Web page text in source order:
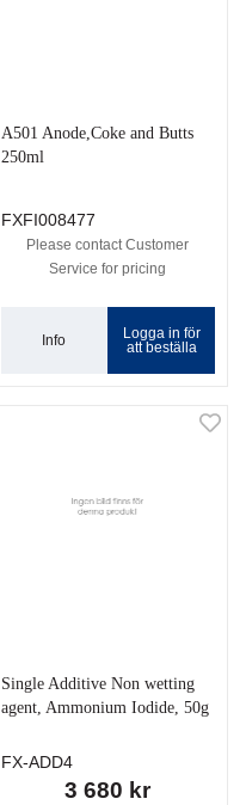
A501 Anode,Coke and Butts
250ml
FXFI008477
Please contact Customer
Service for pricing
Info
Logga in för
att beställa
Single Additive Non wetting
agent, Ammonium Iodide, 50g
FX-ADD4
3 680 kr